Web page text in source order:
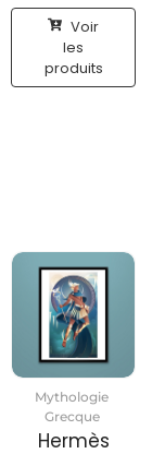
Voir
les
produits
Mythologie
Grecque
Hermès